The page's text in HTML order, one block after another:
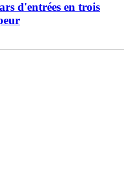
d'entrées en trois